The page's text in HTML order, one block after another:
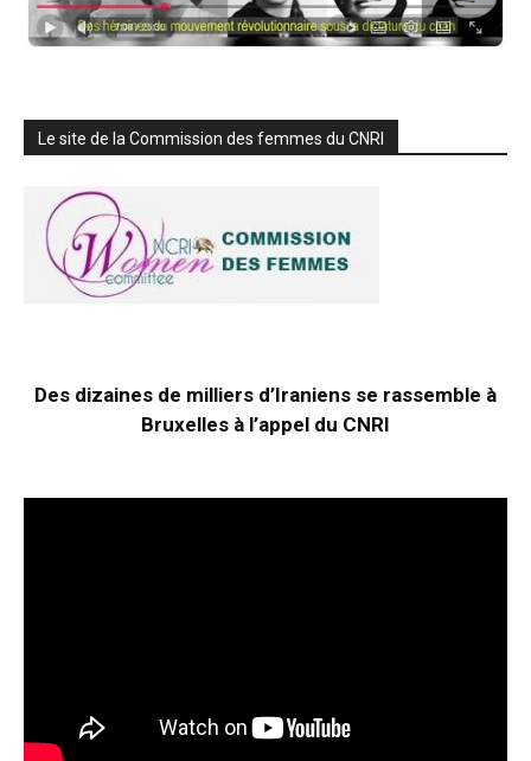
Le site de la Commission des femmes du CNRI
Des dizaines de milliers d’Iraniens se rassemble à
Bruxelles à l’appel du CNRI